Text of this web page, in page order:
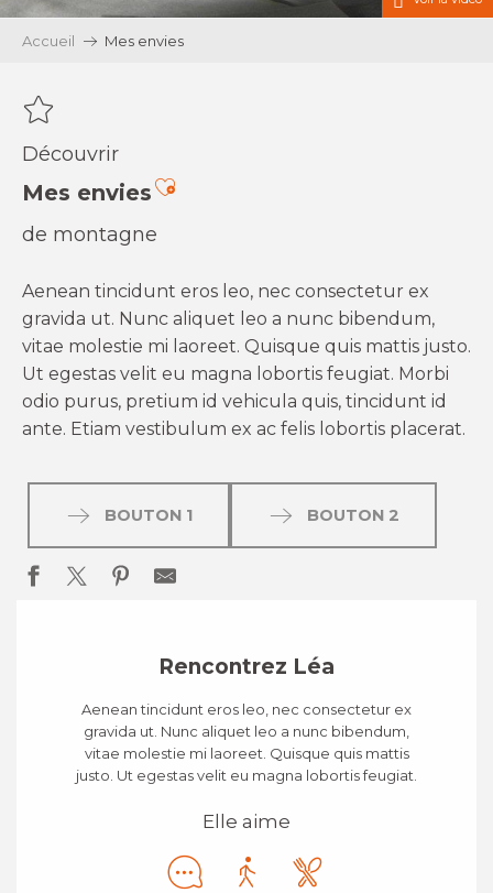
Accueil Mes envies
Découvrir
Mes enviesAjouter aux favoris
de montagne
Aenean tincidunt eros leo, nec consectetur ex
gravida ut. Nunc aliquet leo a nunc bibendum,
vitae molestie mi laoreet. Quisque quis mattis justo.
Ut egestas velit eu magna lobortis feugiat. Morbi
odio purus, pretium id vehicula quis, tincidunt id
ante. Etiam vestibulum ex ac felis lobortis placerat.
BOUTON 1 BOUTON 2
Rencontrez Léa
Aenean tincidunt eros leo, nec consectetur ex
gravida ut. Nunc aliquet leo a nunc bibendum,
vitae molestie mi laoreet. Quisque quis mattis
justo. Ut egestas velit eu magna lobortis feugiat.
Elle aime